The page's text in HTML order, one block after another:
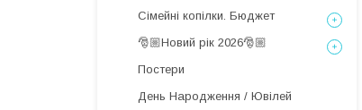
Сімейні копілки. Бюджет
🎅🏼Новий рік 2026🎅🏼
Постери
День Народження / Ювілей